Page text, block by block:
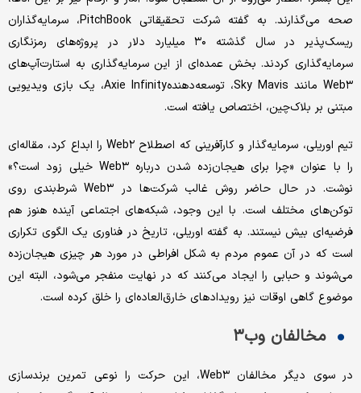
صحه می‌گذارند. به گفته شرکت تحقیقاتی PitchBook، سرمایه‌گذاران
ریسک‌پذیر در سال گذشته ۳۰ میلیارد دلار در پروژه‌های رمزنگاری
سرمایه‌گذاری کردند. بخش عمده‌ای از این سرمایه‌گذاری به استارت‌آپ‌های
Web۳ مانند Sky Mavis، توسعه‌دهندهAxie Infinity، یک بازی ویدیویی
مبتنی بر بلاک‌چین، اختصاص یافته است.
تیم اوریلی، سرمایه‌گذار و کارآفرینی که اصطلاح Web۲ را ابداع کرد، مقاله‌ای
را با عنوان «چرا برای هیجان‌زده شدن درباره Web۳ خیلی زود است؟»
نوشت. در حال حاضر روش غالب شرکت‌ها در Web۳ شرط‌بندی روی
توکن‌های مختلف است. با این وجود، شبکه‌های اجتماعی آینده هنوز هم
فرضیه‌ای بیش نیستند. به گفته اوریلی، تاریخ در فناوری یک الگوی تکراری
است که در آن عموم مردم به شکل افراطی در مورد هر چیزی هیجان‌زده
می‌شوند و حبابی را ایجاد می‌کنند که در نهایت منفجر می‌شود، البته این
موضوع گاهی اوقات نیز رویدادهای خارق‌العاده‌ای را خلق کرده است.
مخالفان وب‌۳
در سوی دیگر مخالفان Web۳، این حرکت را نوعی تمرین برندسازی